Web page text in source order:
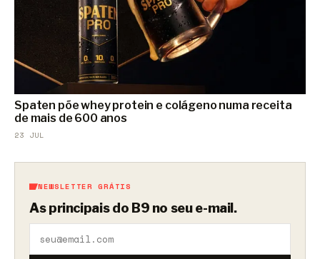
Spaten põe whey protein e colágeno numa receita
de mais de 600 anos
23 JUL
NEWSLETTER GRÁTIS
As principais do B9 no seu e-mail.